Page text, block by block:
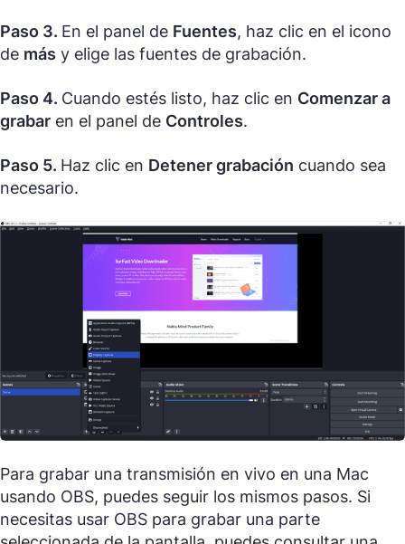
Paso 3. En el panel de Fuentes, haz clic en el icono
de más y elige las fuentes de grabación.
Paso 4. Cuando estés listo, haz clic en Comenzar a
grabar en el panel de Controles.
Paso 5. Haz clic en Detener grabación cuando sea
necesario.
Para grabar una transmisión en vivo en una Mac
usando OBS, puedes seguir los mismos pasos. Si
necesitas usar OBS para grabar una parte